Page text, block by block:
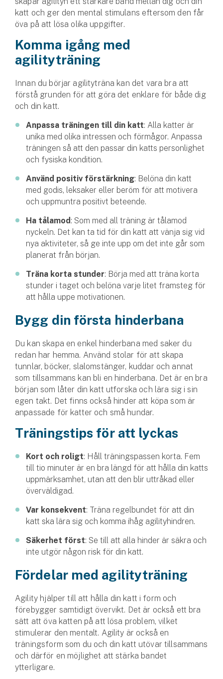
Hundförsäkring
Kattförsäkring
Djurförsäkring
Hem & hus
Hemförsäkring
Villaförsäkring
Hyresrättsförsäkring
Fritidshusförsäkring
Företag
Företagsförsäkring
Bilförsäkring för företag
För förmedlare
Gruppförsäkringar
Kommunolycksfall
Försäkring via förmedlare
Se alla försäkringar
katt och ger den mental stimulans eftersom den får
öva på att lösa olika uppgifter.
Komma igång med
agilityträning
Innan du börjar agilityträna kan det vara bra att
förstå grunden för att göra det enklare för både dig
och din katt.
Anpassa träningen till din katt: Alla katter är
unika med olika intressen och förmågor. Anpassa
träningen så att den passar din katts personlighet
och fysiska kondition.
Använd positiv förstärkning: Belöna din katt
med godis, leksaker eller beröm för att motivera
och uppmuntra positivt beteende.
Ha tålamod: Som med all träning är tålamod
nyckeln. Det kan ta tid för din katt att vänja sig vid
nya aktiviteter, så ge inte upp om det inte går som
planerat från början.
Träna korta stunder: Börja med att träna korta
stunder i taget och belöna varje litet framsteg för
att hålla uppe motivationen.
Bygg din första hinderbana
Du kan skapa en enkel hinderbana med saker du
redan har hemma. Använd stolar för att skapa
tunnlar, böcker, slalomstänger, kuddar och annat
som tillsammans kan bli en hinderbana. Det är en bra
början som låter din katt utforska och lära sig i sin
egen takt. Det finns också hinder att köpa som är
anpassade för katter och små hundar.
Träningstips för att lyckas
Kort och roligt: Håll träningspassen korta. Fem
till tio minuter är en bra längd för att hålla din katts
uppmärksamhet, utan att den blir uttråkad eller
överväldigad.
Var konsekvent: Träna regelbundet för att din
katt ska lära sig och komma ihåg agilityhindren.
Säkerhet först: Se till att alla hinder är säkra och
inte utgör någon risk för din katt.
Fördelar med agilityträning
Agility hjälper till att hålla din katt i form och
förebygger samtidigt övervikt. Det är också ett bra
sätt att öva katten på att lösa problem, vilket
stimulerar den mentalt. Agility är också en
träningsform som du och din katt utövar tillsammans
och därför en möjlighet att stärka bandet
ytterligare.